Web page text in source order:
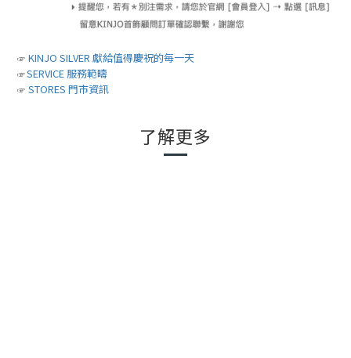
☞ KINJO SILVER 獻給值得慶祝的每一天
☞SERVICE 服務範疇
☞ STORES 門市資訊
了解更多